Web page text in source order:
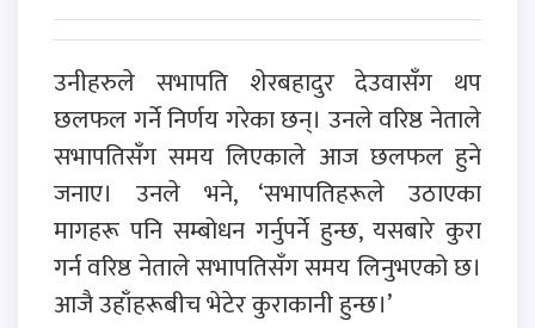
उनीहरुले सभापति शेरबहादुर देउवासँग थप
छलफल गर्ने निर्णय गरेका छन्। उनले वरिष्ठ नेताले
सभापतिसँग समय लिएकाले आज छलफल हुने
जनाए। उनले भने, ‘सभापतिहरूले उठाएका
मागहरू पनि सम्बोधन गर्नुपर्ने हुन्छ, यसबारे कुरा
गर्न वरिष्ठ नेताले सभापतिसँग समय लिनुभएको छ।
आजै उहाँहरूबीच भेटेर कुराकानी हुन्छ।’